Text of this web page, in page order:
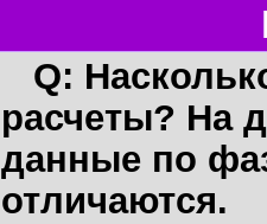
Q:
расчеты? На
данные по
отличаются.